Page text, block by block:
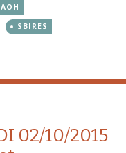
SBIRES
02/10/2015